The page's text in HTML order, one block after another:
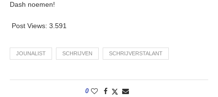
Dash noemen!
Post Views: 3.591
JOUNALIST SCHRIJVEN SCHRIJVERSTALANT
0